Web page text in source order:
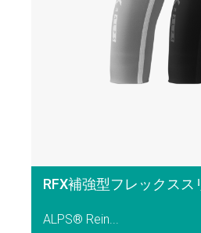
RFX補強型フレックスス
ALPS® Rein...